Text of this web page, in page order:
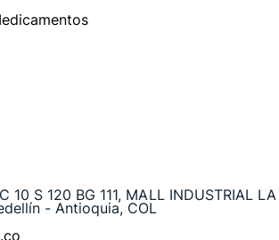
10 S 120 BG 111, MALL INDUSTRIAL LA
- Antioquia, COL